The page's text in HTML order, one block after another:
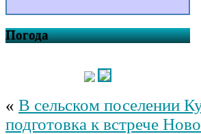
Погода
« В сельском поселении
подготовка к встрече